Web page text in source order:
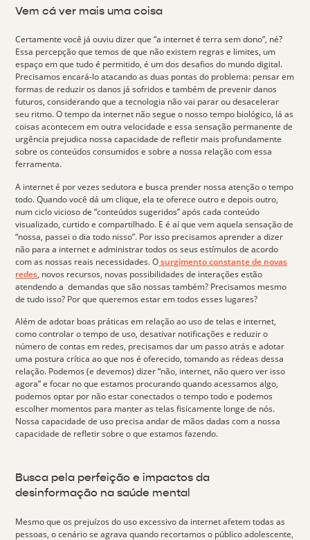
Vem cá ver mais uma coisa
Certamente você já ouviu dizer que “a internet é terra sem dono”, né?
Essa percepção que temos de que não existem regras e limites, um
espaço em que tudo é permitido, é um dos desafios do mundo digital.
Precisamos encará-lo atacando as duas pontas do problema: pensar em
formas de reduzir os danos já sofridos e também de prevenir danos
futuros, considerando que a tecnologia não vai parar ou desacelerar
seu ritmo. O tempo da internet não segue o nosso tempo biológico, lá as
coisas acontecem em outra velocidade e essa sensação permanente de
urgência prejudica nossa capacidade de refletir mais profundamente
sobre os conteúdos consumidos e sobre a nossa relação com essa
ferramenta.
A internet é por vezes sedutora e busca prender nossa atenção o tempo
todo. Quando você dá um clique, ela te oferece outro e depois outro,
num ciclo vicioso de “conteúdos sugeridos” após cada conteúdo
visualizado, curtido e compartilhado. E é aí que vem aquela sensação de
“nossa, passei o dia todo nisso”. Por isso precisamos aprender a dizer
não para a internet eadministrar todos os seus estímulos de acordo
com as nossas reais necessidades. O surgimento constante de novas
redes , novos recursos, novas possibilidades de interações estão
atendendo a demandas que são nossas também? Precisamos mesmo
de tudo isso? Por que queremos estar em todos esses lugares?
Além de adotar boas práticas em relação ao uso de telas e internet,
como controlar o tempo de uso, desativar notificações e reduzir o
número de contas em redes, precisamos dar um passo atrás e adotar
uma postura crítica ao que nos é oferecido, tomando as rédeas dessa
relação. Podemos (e devemos) dizer “não, internet, não quero ver isso
agora” e focar no que estamos procurando quando acessamos algo,
podemos optar por não estar conectados o tempo todo e podemos
escolher momentos para manter as telas fisicamente longe de nós.
Nossa capacidade de uso precisa andar de mãos dadas com a nossa
capacidade de refletir sobre o que estamos fazendo.
Busca pela perfeição e impactos da
desinformação na saúde mental
Mesmo que os prejuízos do uso excessivo da internet afetem todas as
pessoas, o cenário se agrava quando recortamos o público adolescente